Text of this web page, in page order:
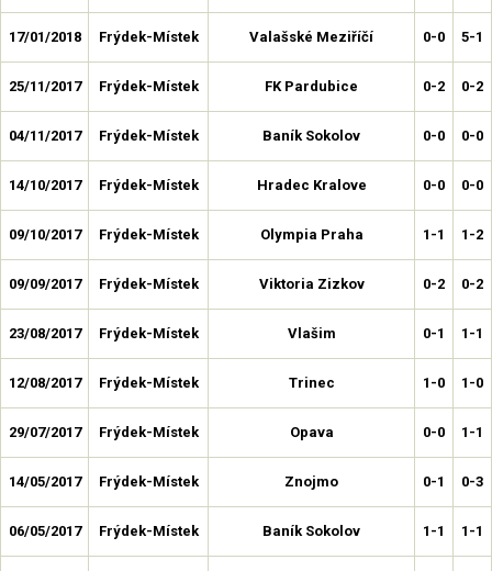
17/01/2018 Frýdek-Místek Valašské Meziříčí 0-0 5-1
25/11/2017 Frýdek-Místek FK Pardubice 0-2 0-2
04/11/2017 Frýdek-Místek Baník Sokolov 0-0 0-0
14/10/2017 Frýdek-Místek Hradec Kralove 0-0 0-0
09/10/2017 Frýdek-Místek Olympia Praha 1-1 1-2
09/09/2017 Frýdek-Místek Viktoria Zizkov 0-2 0-2
23/08/2017 Frýdek-Místek Vlašim 0-1 1-1
12/08/2017 Frýdek-Místek Trinec 1-0 1-0
29/07/2017 Frýdek-Místek Opava 0-0 1-1
14/05/2017 Frýdek-Místek Znojmo 0-1 0-3
06/05/2017 Frýdek-Místek Baník Sokolov 1-1 1-1